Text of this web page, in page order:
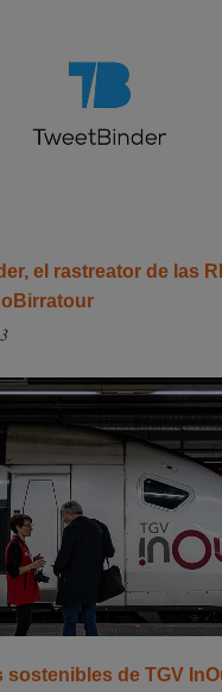
el rastreator de las
sostenibles de TGV